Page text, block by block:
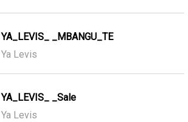
YA_LEVIS_ _MBANGU_TE
Ya Levis
YA_LEVIS_ _Sale
Ya Levis